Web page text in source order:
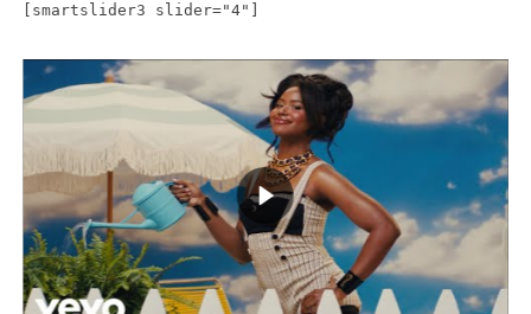
[smartslider3 slider="4"]